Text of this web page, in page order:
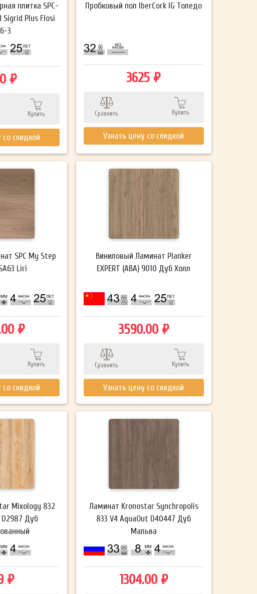
плитка SPC-
Plus Flosi
3
₽
Купить
со скидкой
Пробковый пол IberCork IG Толедо
3625 ₽
Сравнить Купить
Узнать цену со скидкой
SPC My Step
Liri
₽
Купить
со скидкой
Виниловый Ламинат Planker
EXPERT (ABA) 9010 Дуб Холл
3590.00 ₽
Сравнить Купить
Узнать цену со скидкой
Mixology 832
D2987 Дуб
₽
Ламинат Kronostar Synchropolis
833 V4 AquaOut D40447 Дуб
Мальва
1304.00 ₽